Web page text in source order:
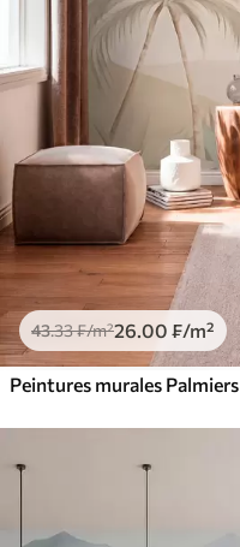
43.33₣/m²26.00 ₣/m²
Peintures murales Palmiers